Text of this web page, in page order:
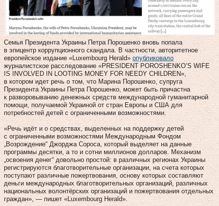
Семья Президента Украины Петра Порошенко вновь попала
в эпицентр коррупционного скандала. В частности, авторитетное
европейское издание «Luxembourg Herald» опубликовало
журналистское расследование «PRESIDENT POROSHENKO’S WIFE
IS INVOLVED IN LOOTING MONEY FOR NEEDY CHILDREN»,
в котором идет речь о том, что Марина Порошенко, супруга
Президента Украины Петра Порошенко, может быть причастна
к разворовыванию денежных средств международной гуманитарной
помощи, получаемой Украиной от стран Европы и США для
потребностей детей с ограниченными возможностями.
«Речь идёт и о средствах, выделенных на поддержку детей
с ограниченными возможностями Международным Фондом
„Возрождение“ Джорджа Сороса, который выделяет на данные
программы десятки, а то и сотни миллионов долларов. Механизм
„освоения денег“ довольно простой: в различных регионах Украины
регистрируются благотворительные организации, на счета которых
поступают различные пожертвования, основу которых составляют
деньги международных благотворительных организаций, различных
национальных волонтёрских организаций и пожертвования отдельных
граждан», — пишет «Luxembourg Herald».